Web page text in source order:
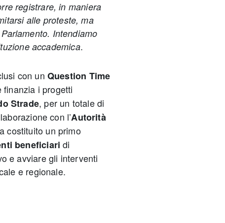
registrare, in maniera
alle proteste, ma
Intendiamo
accademica.
con un Question Time
finanzia i progetti
Strade, per un totale di
con l’Autorità
costituito un primo
beneficiari di
e avviare gli interventi
e regionale.